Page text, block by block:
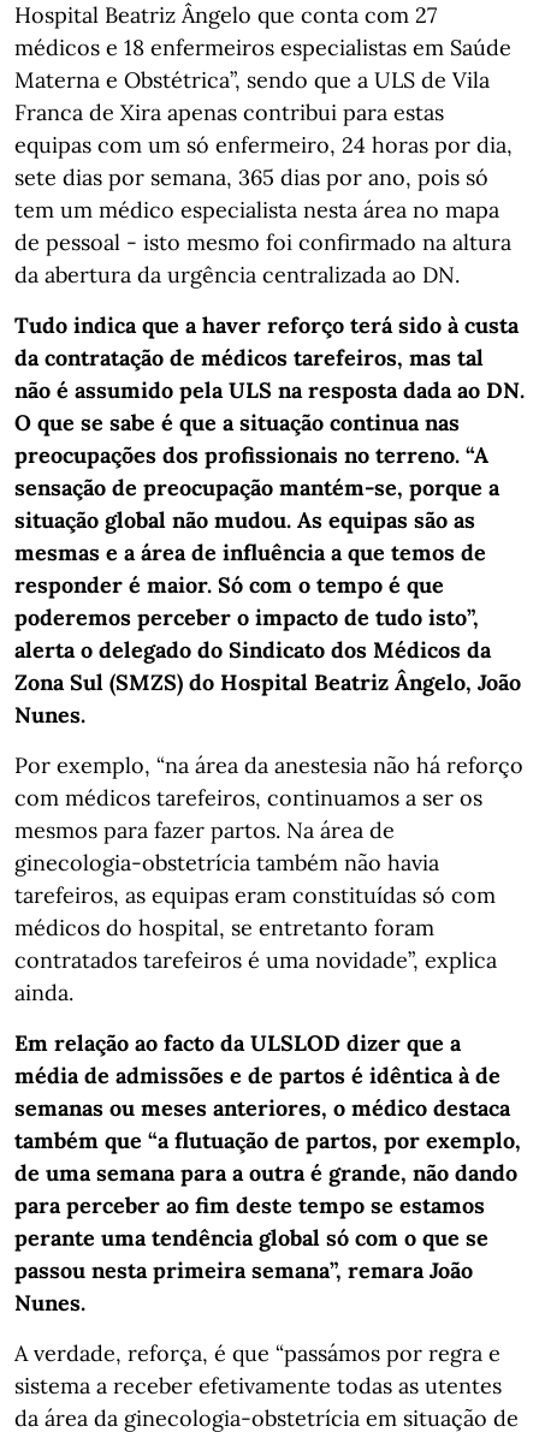
Hospital Beatriz Ângelo que conta com 27
médicos e 18 enfermeiros especialistas em Saúde
Materna e Obstétrica”, sendo que a ULS de Vila
Franca de Xira apenas contribui para estas
equipas com um só enfermeiro, 24 horas por dia,
sete dias por semana, 365 dias por ano, pois só
tem um médico especialista nesta área no mapa
de pessoal - isto mesmo foi confirmado na altura
da abertura da urgência centralizada ao DN.
Tudo indica que a haver reforço terá sido à custa
da contratação de médicos tarefeiros, mas tal
não é assumido pela ULS na resposta dada ao DN.
O que se sabe é que a situação continua nas
preocupações dos profissionais no terreno. “A
sensação de preocupação mantém-se, porque a
situação global não mudou. As equipas são as
mesmas e a área de influência a que temos de
responder é maior. Só com o tempo é que
poderemos perceber o impacto de tudo isto”,
alerta o delegado do Sindicato dos Médicos da
Zona Sul (SMZS) do Hospital Beatriz Ângelo, João
Nunes.
Por exemplo, “na área da anestesia não há reforço
com médicos tarefeiros, continuamos a ser os
mesmos para fazer partos. Na área de
ginecologia-obstetrícia também não havia
tarefeiros, as equipas eram constituídas só com
médicos do hospital, se entretanto foram
contratados tarefeiros é uma novidade”, explica
ainda.
Em relação ao facto da ULSLOD dizer que a
média de admissões e de partos é idêntica à de
semanas ou meses anteriores, o médico destaca
também que “a flutuação de partos, por exemplo,
de uma semana para a outra é grande, não dando
para perceber ao fim deste tempo se estamos
perante uma tendência global só com o que se
passou nesta primeira semana”, remara João
Nunes.
A verdade, reforça, é que “passámos por regra e
sistema a receber efetivamente todas as utentes
da área da ginecologia-obstetrícia em situação de